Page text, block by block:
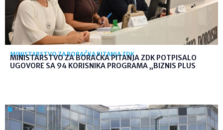
MINISTARSTVO ZA BORAČKA PITANJA ZDK
MINISTARSTVO ZA BORAČKA PITANJA ZDK POTPISALO
UGOVORE SA 94 KORISNIKA PROGRAMA „BIZNIS PLUS
7. kol. 2026 10:03